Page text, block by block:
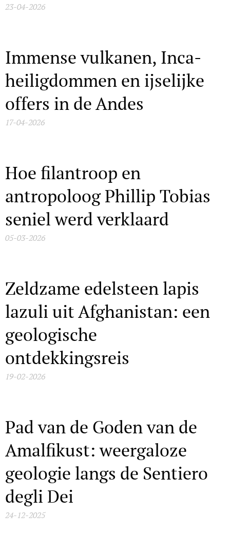
23-04-2026
Immense vulkanen, Inca-
heiligdommen en ijselijke
offers in de Andes
17-04-2026
Hoe filantroop en
antropoloog Phillip Tobias
seniel werd verklaard
05-03-2026
Zeldzame edelsteen lapis
lazuli uit Afghanistan: een
geologische
ontdekkingsreis
19-02-2026
Pad van de Goden van de
Amalfikust: weergaloze
geologie langs de Sentiero
degli Dei
24-12-2025